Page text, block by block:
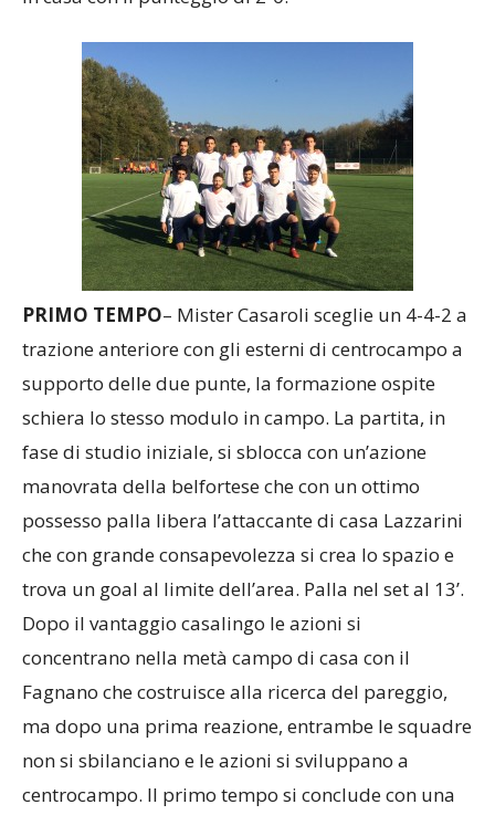
PRIMO TEMPO– Mister Casaroli sceglie un 4-4-2 a
trazione anteriore con gli esterni di centrocampo a
supporto delle due punte, la formazione ospite
schiera lo stesso modulo in campo. La partita, in
fase di studio iniziale, si sblocca con un’azione
manovrata della belfortese che con un ottimo
possesso palla libera l’attaccante di casa Lazzarini
che con grande consapevolezza si crea lo spazio e
trova un goal al limite dell’area. Palla nel set al 13’.
Dopo il vantaggio casalingo le azioni si
concentrano nella metà campo di casa con il
Fagnano che costruisce alla ricerca del pareggio,
ma dopo una prima reazione, entrambe le squadre
non si sbilanciano e le azioni si sviluppano a
centrocampo. Il primo tempo si conclude con una